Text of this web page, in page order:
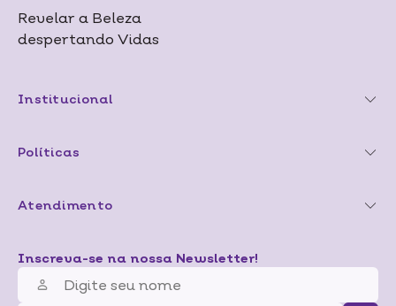
Revelar a Beleza
despertando Vidas
Institucional
Políticas
Atendimento
Inscreva-se na nossa Newsletter!